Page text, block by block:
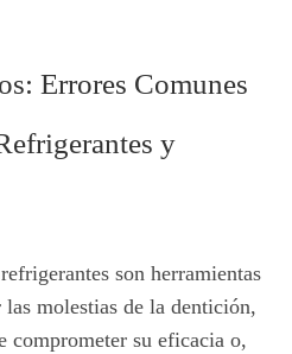
Errores Comunes
y
son herramientas
molestias de la dentición,
comprometer su eficacia o,